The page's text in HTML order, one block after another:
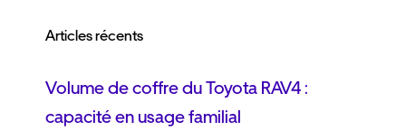
Articles récents
Volume de coffre du Toyota RAV4 :
capacité en usage familial